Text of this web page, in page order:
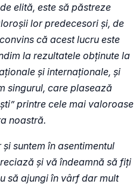
elită, este să păstreze
lor predecesori și, de
că acest lucru este
la rezultatele obținute la
și internaționale, și
singurul, care plasează
printre cele mai valoroase
noastră.
suntem în asentimentul
și vă îndeamnă să fiți
să ajungi în vârf dar mult